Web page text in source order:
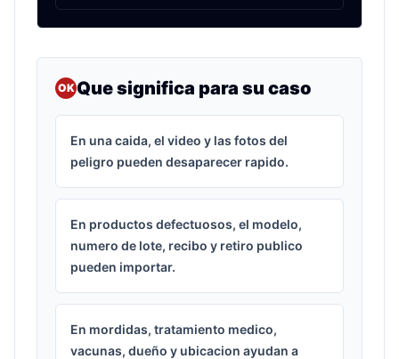
OKQue significa para su caso
En una caida, el video y las fotos del
peligro pueden desaparecer rapido.
En productos defectuosos, el modelo,
numero de lote, recibo y retiro publico
pueden importar.
En mordidas, tratamiento medico,
vacunas, dueño y ubicacion ayudan a